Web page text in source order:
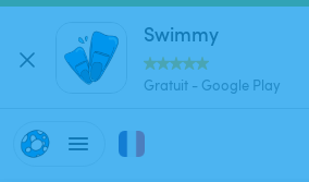
Swimmy
Gratuit - Google Play